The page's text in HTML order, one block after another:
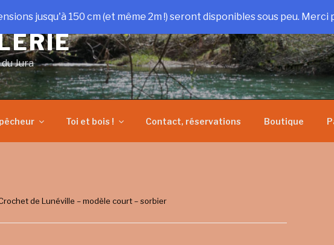
Jura
Toi et bois ! Contact, réservations Boutique
de Lunéville – modèle court – sorbier
jusqu'à 150 cm (et même 2m !) seront disponibles sous peu.